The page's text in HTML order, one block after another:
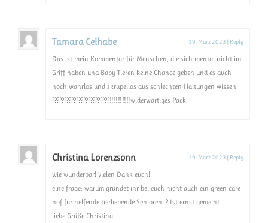
Tamara Celhabe 19. März 2023 | Reply
Das ist mein Kommentar für Menschen, die sich mental nicht im
Griff haben und Baby Tieren keine Chance geben und es auch
noch wahrlos und skrupellos aus schlechten Haltungen wissen
????????????????????????‼️‼️‼️‼️‼️widerwärtiges Pack.
Christina Lorenzsonn 19. März 2023 | Reply
wie wunderbar! vielen Dank euch!
eine frage: warum gründet ihr bei euch nicht auch ein green care
hof für helfende tierliebende Senioren. ? Ist ernst gemeint .
liebe Grüße Christina